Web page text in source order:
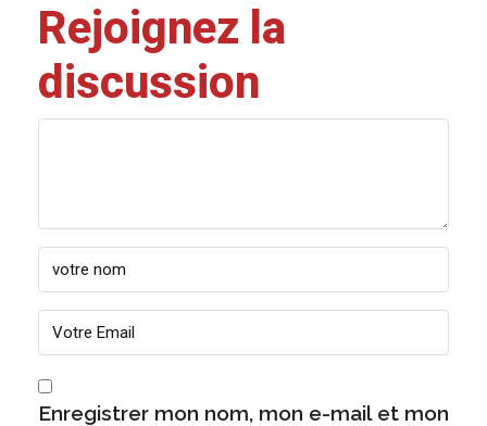
Rejoignez la
discussion
Enregistrer mon nom, mon e-mail et mon